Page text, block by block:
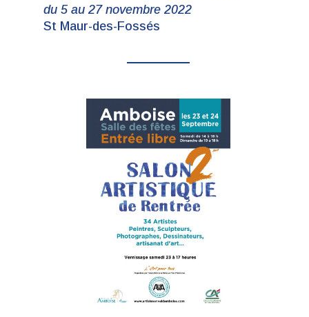
du 5 au 27 novembre 2022
St Maur-des-Fossés